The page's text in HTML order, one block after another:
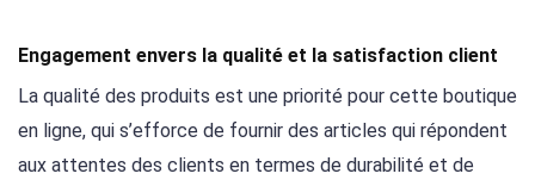
Engagement envers la qualité et la satisfaction client
La qualité des produits est une priorité pour cette boutique
en ligne, qui s’efforce de fournir des articles qui répondent
aux attentes des clients en termes de durabilité et de